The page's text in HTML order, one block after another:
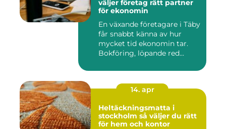
väljer företag rätt partner
för ekonomin
En växande företagare i Täby
får snabbt känna av hur
mycket tid ekonomin tar.
Bokföring, löpande red...
14. apr
Heltäckningsmatta i
stockholm så väljer du rätt
för hem och kontor